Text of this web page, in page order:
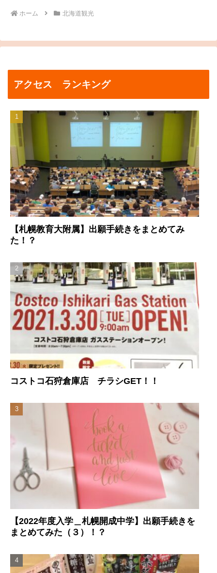
ホーム 北海道観光
アクセス ランキング
【札幌教育大附属】出願手続きをまとめてみ
た！？
コストコ石狩倉庫店 チラシGET！！
【2022年度入学＿札幌開成中学】出願手続きを
まとめてみた（３）！？